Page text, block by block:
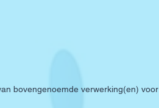
bovengenoemde verwerking(en)